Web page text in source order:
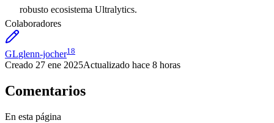
robusto ecosistema Ultralytics.
Colaboradores
GLglenn-jocher18
Creado 27 ene 2025Actualizado hace 8 horas
Comentarios
En esta página